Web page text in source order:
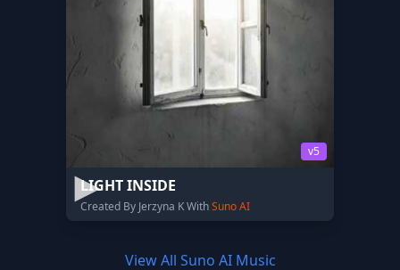
v5
LIGHT INSIDE
Created By Jerzyna K WithSuno AI
View All Suno AI Music